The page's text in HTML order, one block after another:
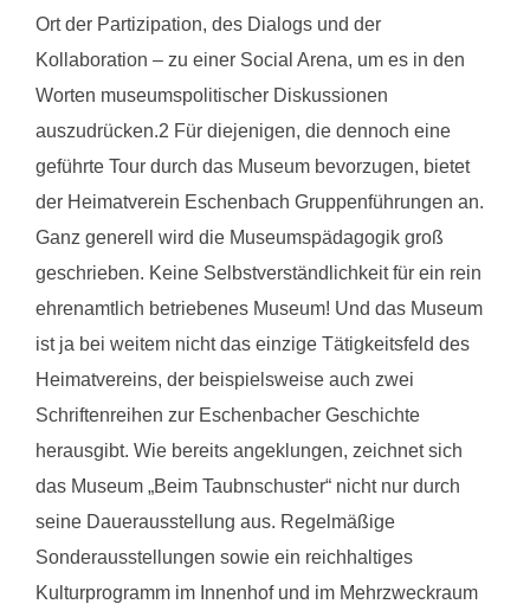
Ort der Partizipation, des Dialogs und der
Kollaboration – zu einer Social Arena, um es in den
Worten museumspolitischer Diskussionen
auszudrücken.2 Für diejenigen, die dennoch eine
geführte Tour durch das Museum bevorzugen, bietet
der Heimatverein Eschenbach Gruppenführungen an.
Ganz generell wird die Museumspädagogik groß
geschrieben. Keine Selbstverständlichkeit für ein rein
ehrenamtlich betriebenes Museum! Und das Museum
ist ja bei weitem nicht das einzige Tätigkeitsfeld des
Heimatvereins, der beispielsweise auch zwei
Schriftenreihen zur Eschenbacher Geschichte
herausgibt. Wie bereits angeklungen, zeichnet sich
das Museum „Beim Taubnschuster“ nicht nur durch
seine Dauerausstellung aus. Regelmäßige
Sonderausstellungen sowie ein reichhaltiges
Kulturprogramm im Innenhof und im Mehrzweckraum